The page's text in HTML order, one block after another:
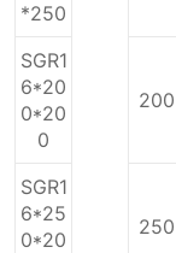
*250
SGR1
6*20
0*20
0
200
SGR1
6*25
0*20
250